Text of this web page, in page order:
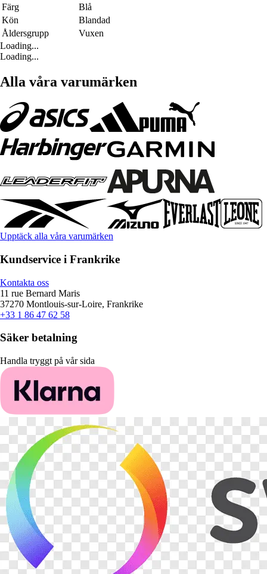
Färg
Blå
Kön
Blandad
Åldersgrupp
Vuxen
Loading...
Loading...
Alla våra varumärken
Upptäck alla våra varumärken
Kundservice i Frankrike
Kontakta oss
11 rue Bernard Maris
37270 Montlouis-sur-Loire, Frankrike
+33 1 86 47 62 58
Säker betalning
Handla tryggt på vår sida